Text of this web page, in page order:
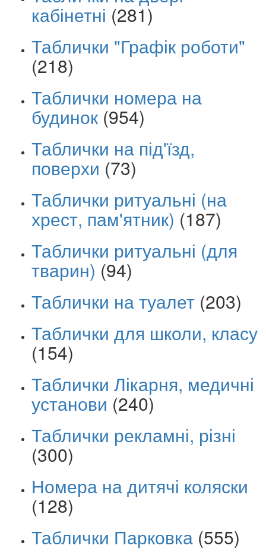
кабінетні (281)
Таблички "Графік роботи"
(218)
Таблички номера на
будинок (954)
Таблички на під'їзд,
поверхи (73)
Таблички ритуальні (на
хрест, пам'ятник) (187)
Таблички ритуальні (для
тварин) (94)
Таблички на туалет (203)
Таблички для школи, класу
(154)
Таблички Лікарня, медичні
установи (240)
Таблички рекламні, різні
(300)
Номера на дитячі коляски
(128)
Таблички Парковка (555)